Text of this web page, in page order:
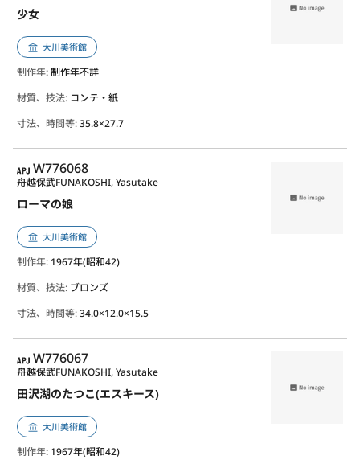
少女
大川美術館
制作年: 制作年不詳
材質、技法: コンテ・紙
寸法、時間等:35.8×27.7
APJ
W776068
ローマの娘
舟越保武FUNAKOSHI, Yasutake
大川美術館
制作年: 1967年(昭和42)
材質、技法: ブロンズ
寸法、時間等:34.0×12.0×15.5
APJ
W776067
田沢湖のたつこ(エスキース)
舟越保武FUNAKOSHI, Yasutake
大川美術館
制作年: 1967年(昭和42)